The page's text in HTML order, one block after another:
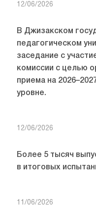
12/06/2026
В Джизакском
педагогическом
заседание с
комиссии с целью
приема на
уровне.
12/06/2026
Более 5 тысяч
в итоговых
11/06/2026